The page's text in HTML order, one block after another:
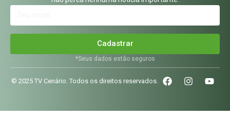
© 2025 TV Cenário. Todos os direitos reservados.